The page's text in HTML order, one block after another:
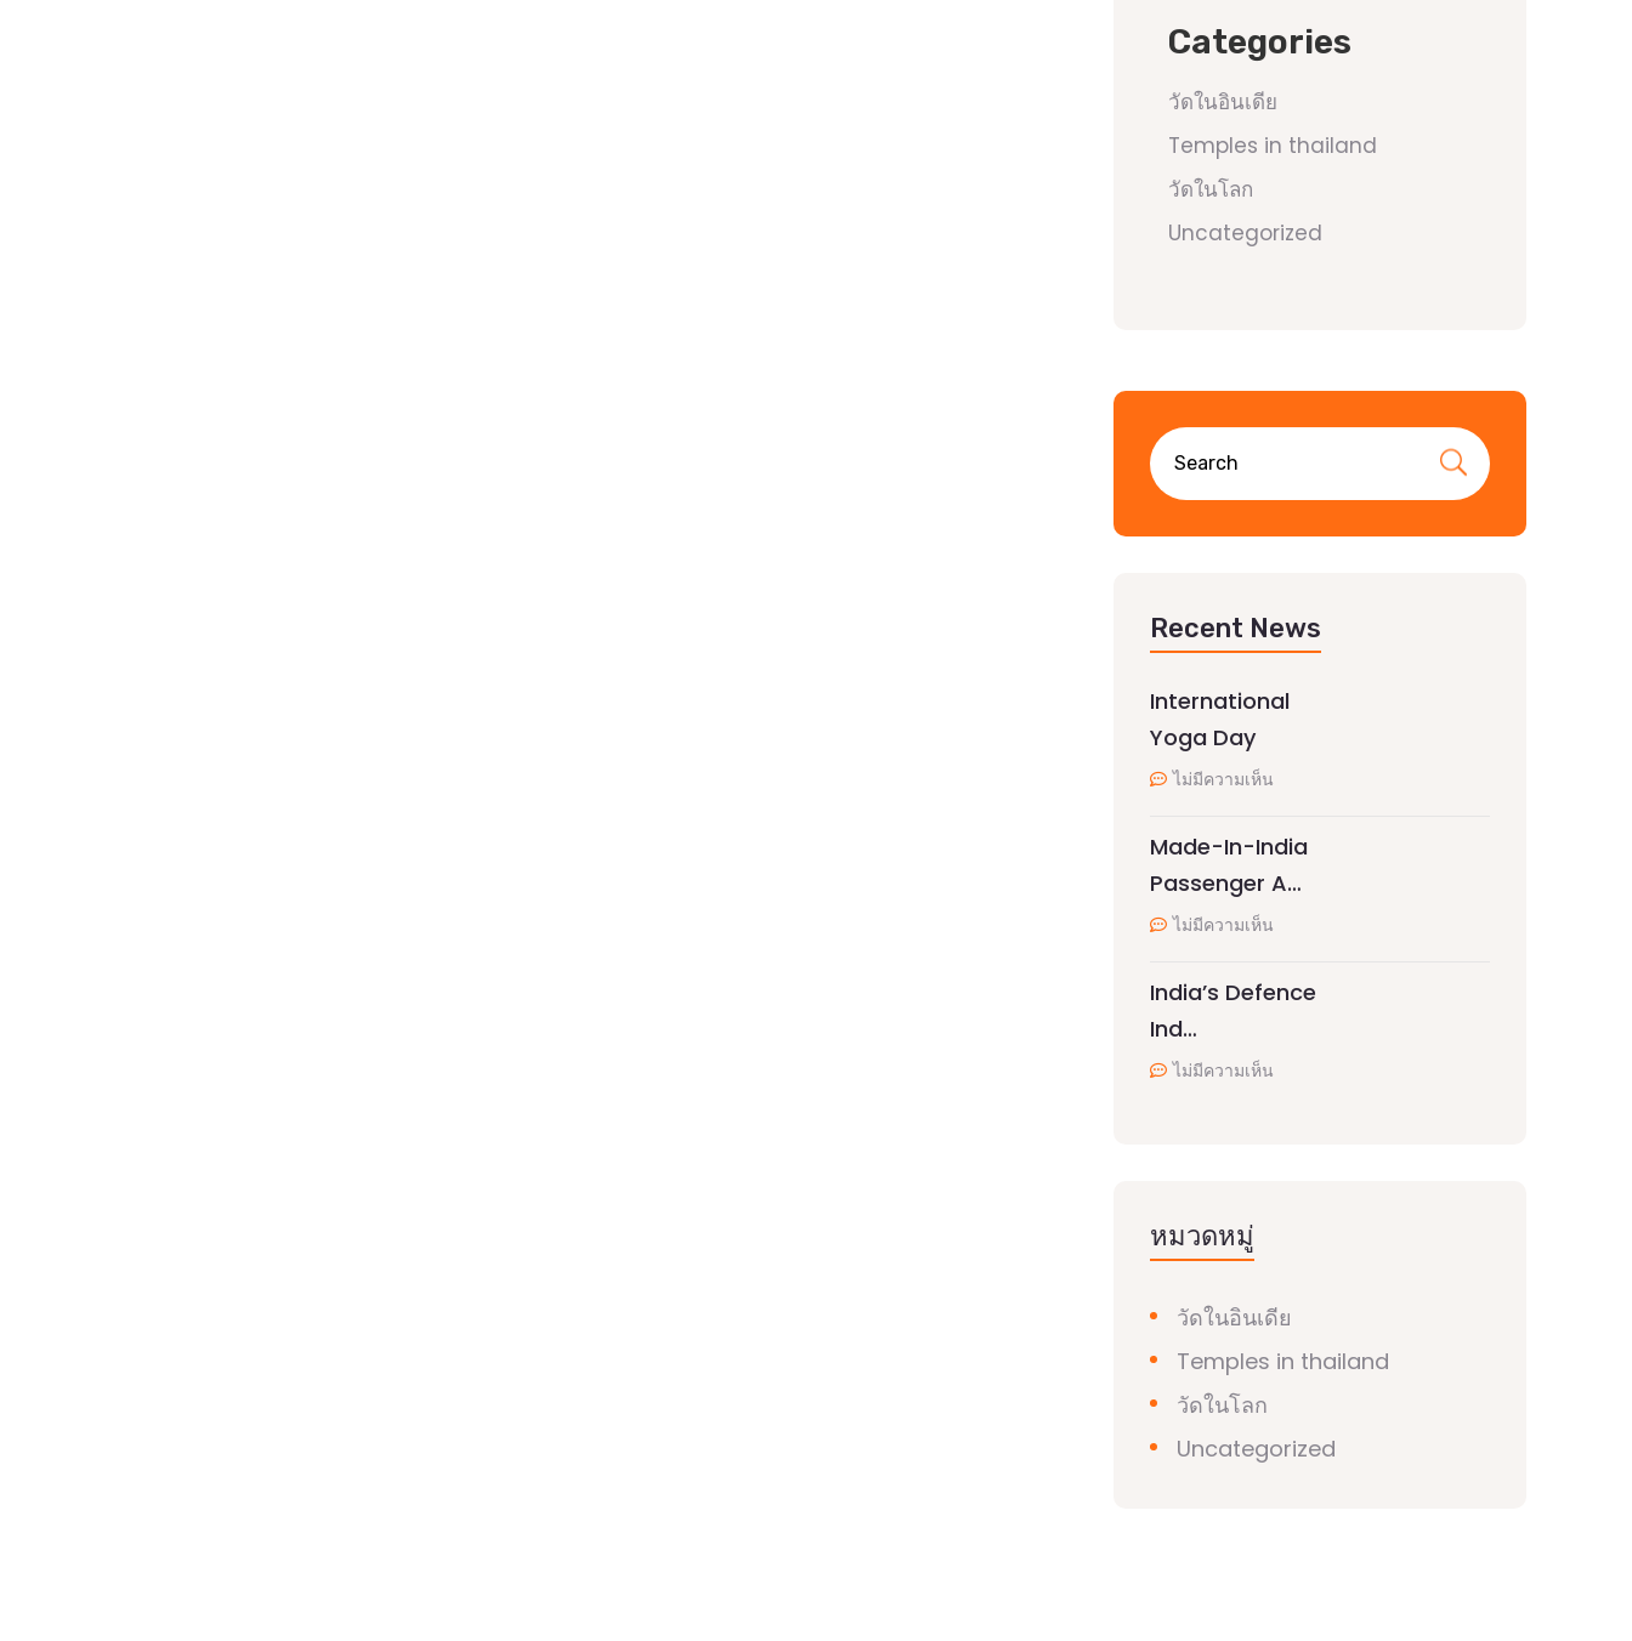
Categories
วัดในอินเดีย
Temples in thailand
วัดในโลก
Uncategorized
Recent News
International
Yoga Day
ไม่มีความเห็น
Made-In-India
Passenger A…
ไม่มีความเห็น
India’s Defence
Ind…
ไม่มีความเห็น
หมวดหมู่
วัดในอินเดีย
Temples in thailand
วัดในโลก
Uncategorized